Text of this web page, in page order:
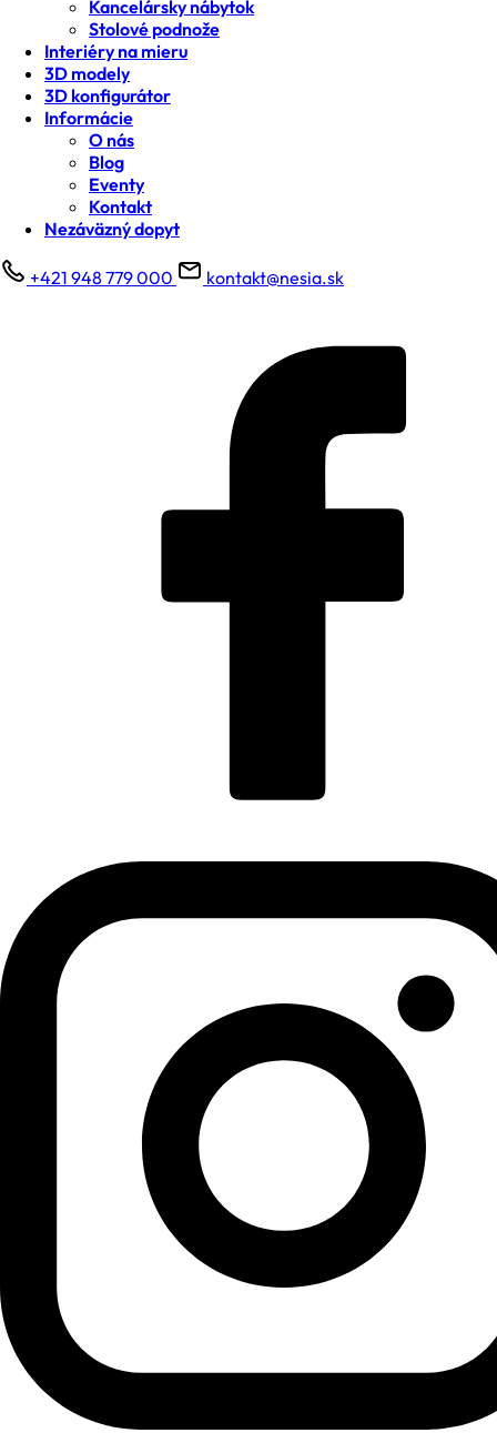
Kancelársky nábytok
Stolové podnože
Interiéry na mieru
3D modely
3D konfigurátor
Informácie
O nás
Blog
Eventy
Kontakt
Nezáväzný dopyt
+421 948 779 000 kontakt@nesia.sk